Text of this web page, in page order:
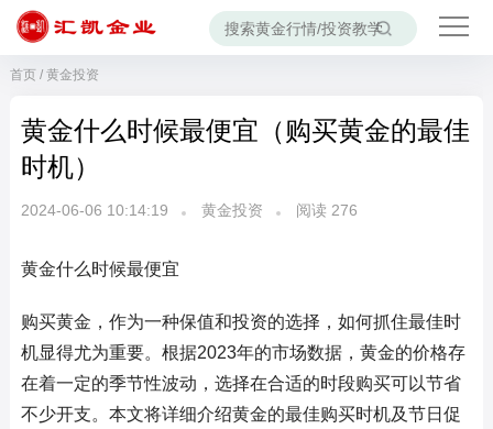
首页/ 黄金投资
黄金什么时候最便宜（购买黄金的最佳
时机）
2024-06-06 10:14:19 黄金投资 阅读 276
黄金什么时候最便宜
购买黄金，作为一种保值和投资的选择，如何抓住最佳时
机显得尤为重要。根据2023年的市场数据，黄金的价格存
在着一定的季节性波动，选择在合适的时段购买可以节省
不少开支。本文将详细介绍黄金的最佳购买时机及节日促